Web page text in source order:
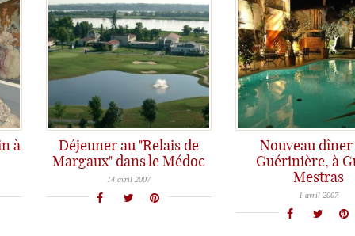
à
Déjeuner au "Relais de
Margaux" dans le Médoc
Pour le dimanche de Pâques nous avons déjeuné au "Relais de Margaux" situé au coeur du vignoble bordelais, près du
14 avril 2007
Nouveau dîner
Guérinière, à
Mestras
La cuisine est une de mes passions, mais je prends également beaucoup de plaisir à me laisser servir et voir
1 avril 2007